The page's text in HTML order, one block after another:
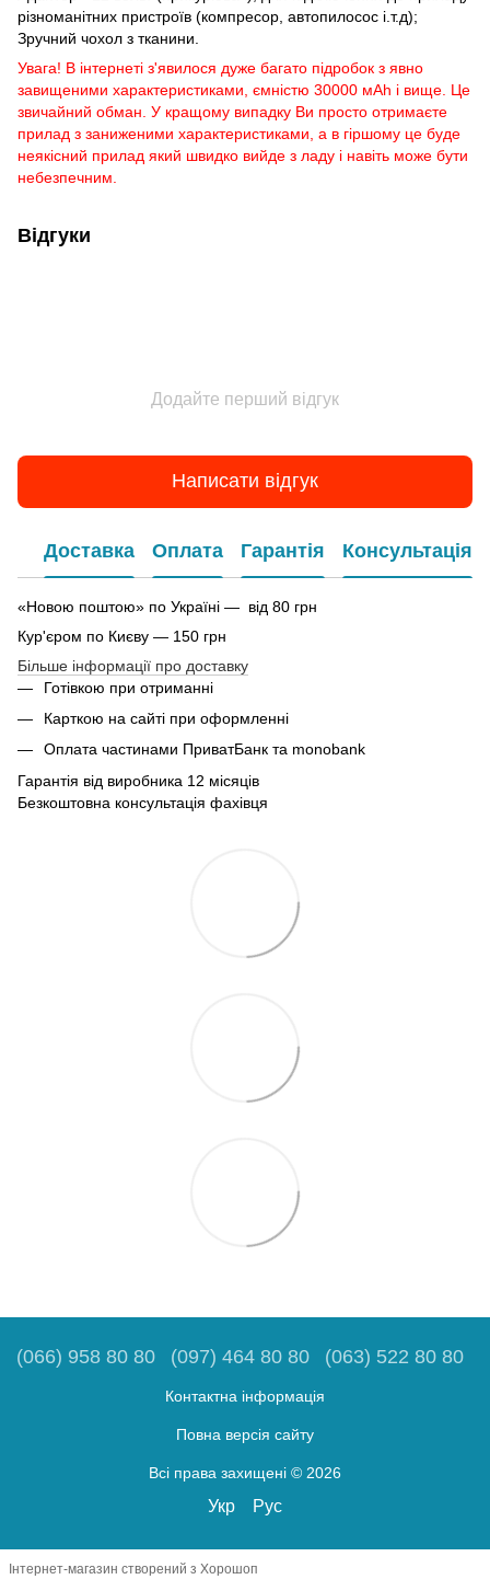
різноманітних пристроїв (компресор, автопилосос і.т.д);
Зручний чохол з тканини.
Увага! В інтернеті з'явилося дуже багато підробок з явно
завищеними характеристиками, ємністю 30000 мАh і вище. Це
звичайний обман. У кращому випадку Ви просто отримаєте
прилад з заниженими характеристиками, а в гіршому це буде
неякісний прилад який швидко вийде з ладу і навіть може бути
небезпечним.
Відгуки
Додайте перший відгук
Написати відгук
Доставка Оплата Гарантія Консультація
«Новою поштою» по Україні — від 80 грн
Кур'єром по Києву — 150 грн
Більше інформації про доставку
Готівкою при отриманні
Карткою на сайті при оформленні
Оплата частинами ПриватБанк та monobank
Гарантія від виробника 12 місяців
Безкоштовна консультація фахівця
(066) 958 80 80 (097) 464 80 80 (063) 522 80 80
Контактна інформація
Повна версія сайту
Всі права захищені © 2026
Укр Рус
Інтернет-магазин створений з Хорошоп